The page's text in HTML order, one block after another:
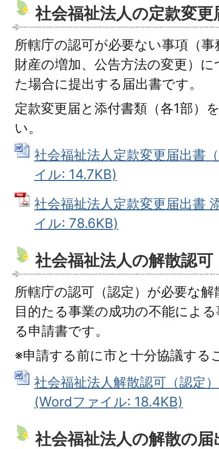
社会福祉法人の定款変更
所轄庁の認可が必要ない事項（
財産の増加、公告方法の変更）
た場合に提出する届出書です。
定款変更届と添付書類（各1部）
い。
社会福祉法人定款変更届出書
イル: 14.7KB)
社会福祉法人定款変更届出書
イル: 78.6KB)
社会福祉法人の解散認
所轄庁の認可（認定）が必要な
目的たる事業の成功の不能によ
る申請書です。
※申請する前に市と十分協議する
社会福祉法人解散認可（認定
(Wordファイル: 18.4KB)
社会福祉法人の解散の届